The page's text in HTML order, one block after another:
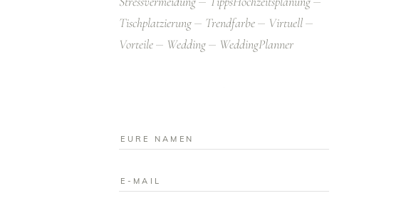
Tischplatzierung
Trendfarbe
Virtuell
Vorteile
Wedding WeddingPlanner